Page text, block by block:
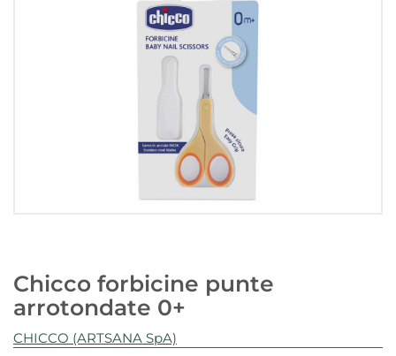
Chicco forbicine punte
arrotondate 0+
CHICCO (ARTSANA SpA)